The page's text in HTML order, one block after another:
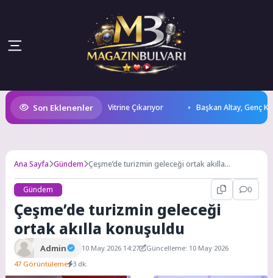
Son Eklenenler
Festivali İle Lezzetlerini Vitrine Çıkarıyor Başkan Altay, Genç
Ana Sayfa Gündem Çeşme’de turizmin geleceği ortak akılla
Gündem
0
Çeşme’de turizmin geleceği
ortak akılla konuşuldu
Admin 10 May 2026 14:27
Güncelleme: 10 May 2026
47 Görüntüleme 3 dk.